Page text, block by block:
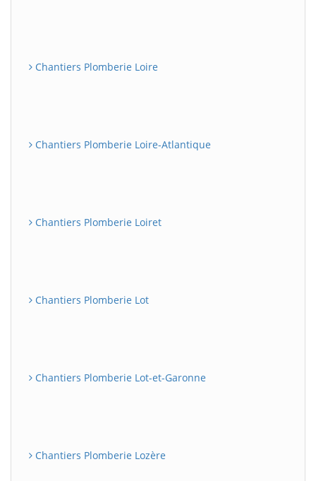
Chantiers Plomberie Loire
Chantiers Plomberie Loire-Atlantique
Chantiers Plomberie Loiret
Chantiers Plomberie Lot
Chantiers Plomberie Lot-et-Garonne
Chantiers Plomberie Lozère